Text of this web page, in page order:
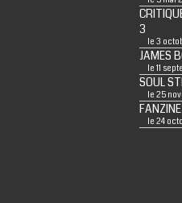
3
le 3
JAMES
le 11
SOUL
le 25
le 24